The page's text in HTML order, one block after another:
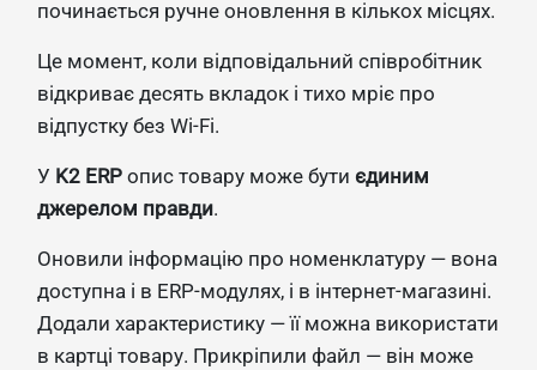
починається ручне оновлення в кількох місцях.
Це момент, коли відповідальний співробітник
відкриває десять вкладок і тихо мріє про
відпустку без Wi-Fi.
У K2 ERP опис товару може бути єдиним
джерелом правди.
Оновили інформацію про номенклатуру — вона
доступна і в ERP-модулях, і в інтернет-магазині.
Додали характеристику — її можна використати
в картці товару. Прикріпили файл — він може